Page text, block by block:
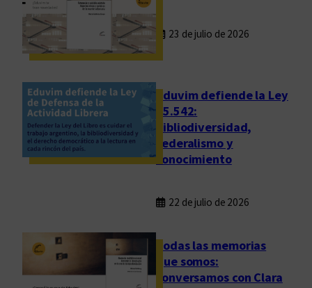
23 de julio de 2026
Eduvim defiende la Ley
25.542:
bibliodiversidad,
federalismo y
conocimiento
22 de julio de 2026
Todas las memorias
que somos:
conversamos con Clara